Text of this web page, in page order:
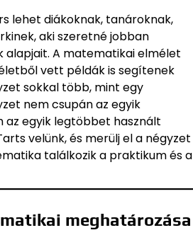
lehet diákoknak, tanároknak,
aki szeretné jobban
alapjait. A matematikai elmélet
vett példák is segítenek
sokkal több, mint egy
nem csupán az egyik
az egyik legtöbbet használt
velünk, és merülj el a négyzet
találkozik a praktikum és a
meghatározása